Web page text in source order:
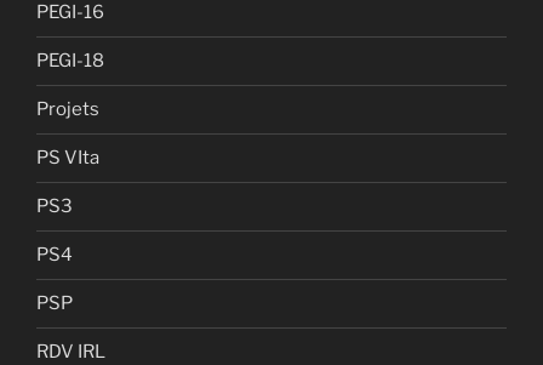
PEGI-16
PEGI-18
Projets
PS VIta
PS3
PS4
PSP
RDV IRL